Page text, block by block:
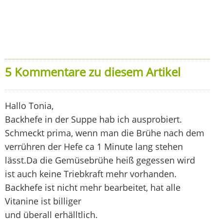
5 Kommentare zu diesem Artikel
Hallo Tonia,
Backhefe in der Suppe hab ich ausprobiert.
Schmeckt prima, wenn man die Brühe nach dem
verrühren der Hefe ca 1 Minute lang stehen
lässt.Da die Gemüsebrühe heiß gegessen wird
ist auch keine Triebkraft mehr vorhanden.
Backhefe ist nicht mehr bearbeitet, hat alle
Vitanine ist billiger
und überall erhälltlich.